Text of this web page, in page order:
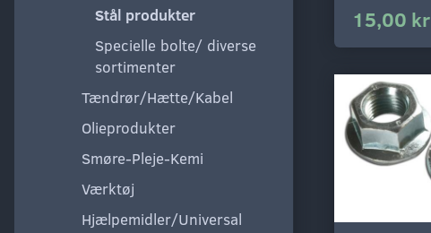
Stål produkter
Specielle bolte/ diverse
sortimenter
Tændrør/Hætte/Kabel
Olieprodukter
Smøre-Pleje-Kemi
Værktøj
Hjælpemidler/Universal
15,00 kr